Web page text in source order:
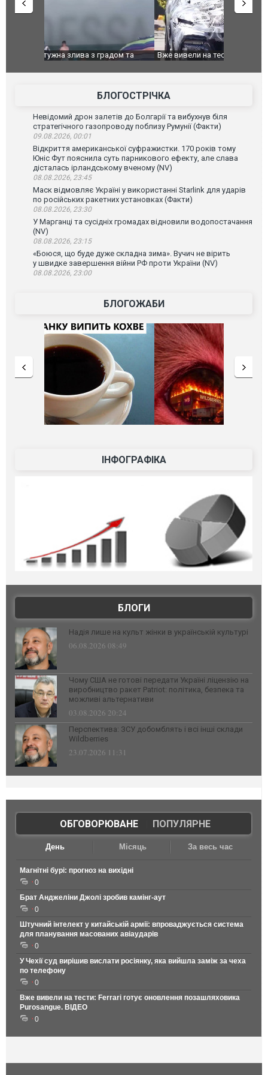
Вже вивели на тести: Ferrari готує оновлення
позашляховика Purosangue. ВІДЕО
Вийшов
фільму
БЛОГОСТРІЧКА
Невідомий дрон залетів до Болгарії та вибухнув біля
стратегічного газопроводу поблизу Румунії (Факти)
09.08.2026, 00:01
Відкриття американської суфражистки. 170 років тому
Юніс Фут пояснила суть парникового ефекту, але слава
дісталась ірландському вченому (NV)
08.08.2026, 23:45
Маск відмовляє Україні у використанні Starlink для ударів
по російських ракетних установках (Факти)
08.08.2026, 23:30
У Марганці та сусідніх громадах відновили водопостачання
(NV)
08.08.2026, 23:15
«Боюся, що буде дуже складна зима». Вучич не вірить
у швидке завершення війни РФ проти України (NV)
08.08.2026, 23:00
БЛОГОЖАБИ
ІНФОГРАФІКА
БЛОГИ
Надія лише на культ жінки в українській культурі
06.08.2026 08:49
Чому США не готові передати Україні ліцензію на
виробництво ракет Patriot: політика, безпека та
можливі альтернативи
03.08.2026 20:24
Перспектива: ЗСУ добомблять і всі інші склади
Wildberries
23.07.2026 11:31
ОБГОВОРЮВАНЕ| ПОПУЛЯРНЕ
День Місяць За весь час
Магнітні бурі: прогноз на вихідні
0
Брат Анджеліни Джолі зробив камінг-аут
0
Штучний інтелект у китайській армії: впроваджується система
для планування масованих авіаударів
0
У Чехії суд вирішив вислати росіянку, яка вийшла заміж за чеха
по телефону
0
Вже вивели на тести: Ferrari готує оновлення позашляховика
Purosangue. ВІДЕО
0